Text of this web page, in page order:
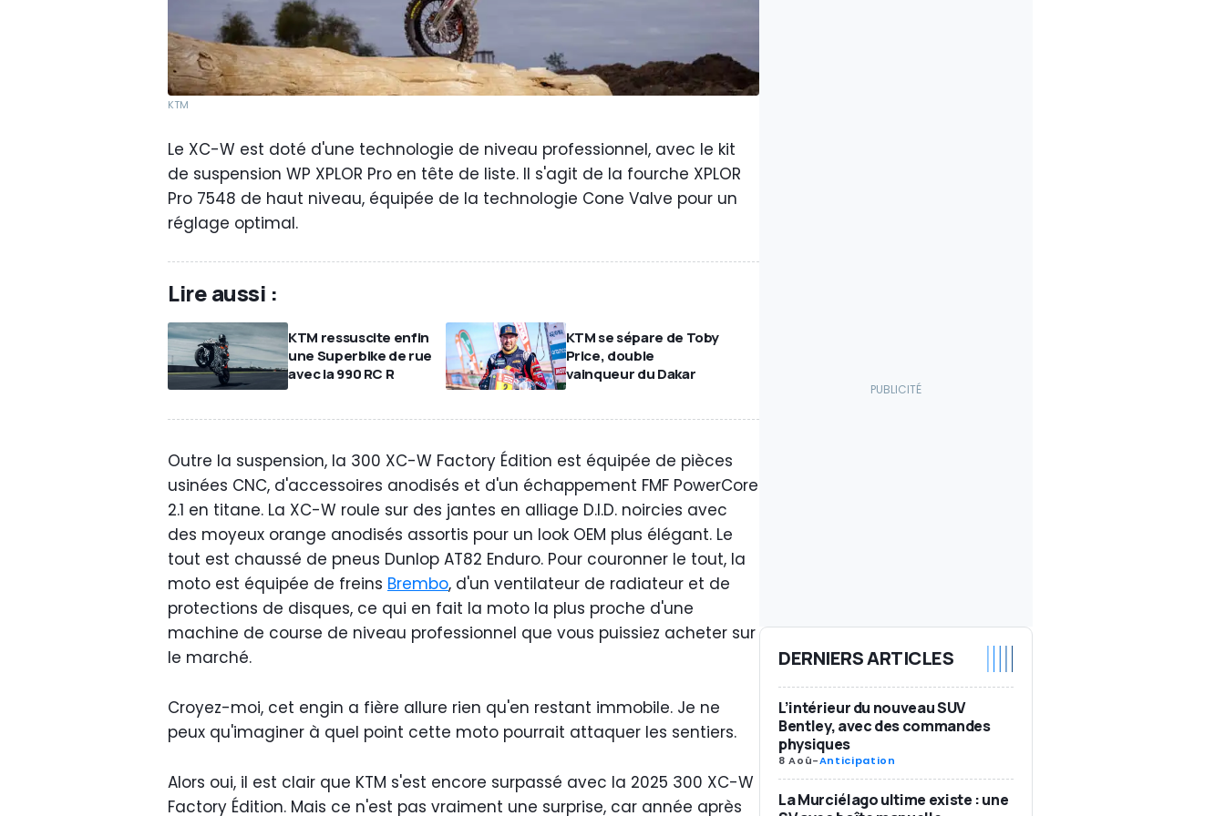
KTM
Le XC-W est doté d'une technologie de niveau professionnel, avec le kit
de suspension WP XPLOR Pro en tête de liste. Il s'agit de la fourche XPLOR
Pro 7548 de haut niveau, équipée de la technologie Cone Valve pour un
réglage optimal.
Lire aussi :
KTM ressuscite enfin
une Superbike de rue
avec la 990 RC R
KTM se sépare de Toby
Price, double
vainqueur du Dakar
Outre la suspension, la 300 XC-W Factory Édition est équipée de pièces
usinées CNC, d'accessoires anodisés et d'un échappement FMF PowerCore
2.1 en titane. La XC-W roule sur des jantes en alliage D.I.D. noircies avec
des moyeux orange anodisés assortis pour un look OEM plus élégant. Le
tout est chaussé de pneus Dunlop AT82 Enduro. Pour couronner le tout, la
moto est équipée de freins Brembo, d'un ventilateur de radiateur et de
protections de disques, ce qui en fait la moto la plus proche d'une
machine de course de niveau professionnel que vous puissiez acheter sur
le marché.
Croyez-moi, cet engin a fière allure rien qu'en restant immobile. Je ne
peux qu'imaginer à quel point cette moto pourrait attaquer les sentiers.
Alors oui, il est clair que KTM s'est encore surpassé avec la 2025 300 XC-W
Factory Édition. Mais ce n'est pas vraiment une surprise, car année après
DERNIERS ARTICLES
L’intérieur du nouveau SUV
Bentley, avec des commandes
physiques
8 Aoû-Anticipation
La Murciélago ultime existe : une